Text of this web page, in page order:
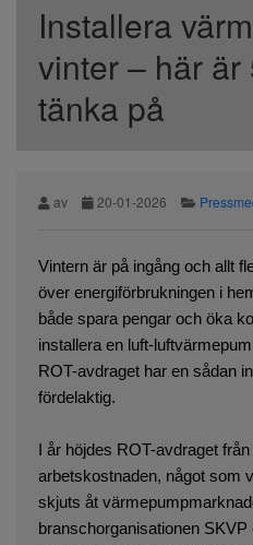
Installera
vinter – här är
tänka på
av 20-01-2026
Vintern är på ingång och allt
över energiförbrukningen i
både spara pengar och öka
installera en luft-
ROT-avdraget har en sådan
fördelaktig.
I år höjdes ROT-avdraget
arbetskostnaden, något som
skjuts åt
branschorganisationen